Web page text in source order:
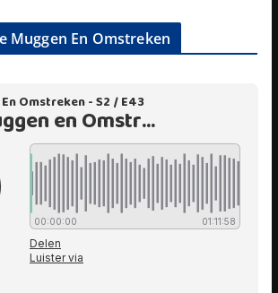
Muggen En Omstreken